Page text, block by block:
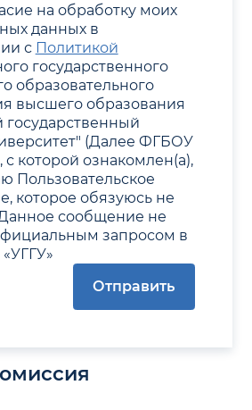
на обработку моих
данных в
с Политикой
государственного
образовательного
высшего образования
государственный
(Далее ФГБОУ
с которой ознакомлен(а),
Пользовательское
которое обязуюсь не
сообщение не
запросом в
Отправить